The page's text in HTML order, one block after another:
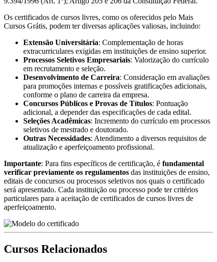
Os certificados de cursos livres, como os oferecidos pelo Mais
Cursos Grátis, podem ter diversas aplicações valiosas, incluindo:
Extensão Universitária: Complementação de horas
extracurriculares exigidas em instituições de ensino superior.
Processos Seletivos Empresariais: Valorização do currículo
em recrutamento e seleção.
Desenvolvimento de Carreira: Consideração em avaliações
para promoções internas e possíveis gratificações adicionais,
conforme o plano de carreira da empresa.
Concursos Públicos e Provas de Títulos: Pontuação
adicional, a depender das especificações de cada edital.
Seleções Acadêmicas: Incremento do currículo em processos
seletivos de mestrado e doutorado.
Outras Necessidades: Atendimento a diversos requisitos de
atualização e aperfeiçoamento profissional.
Importante: Para fins específicos de certificação, é fundamental
verificar previamente os regulamentos das instituições de ensino,
editais de concursos ou processos seletivos nos quais o certificado
será apresentado. Cada instituição ou processo pode ter critérios
particulares para a aceitação de certificados de cursos livres de
aperfeiçoamento.
Cursos Relacionados